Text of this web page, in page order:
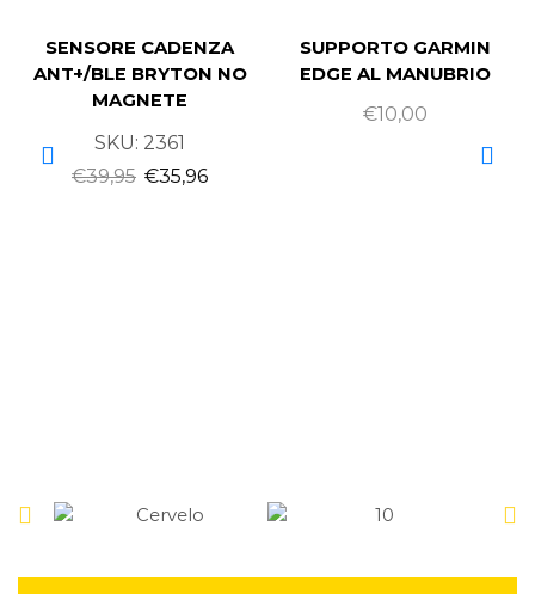
SENSORE CADENZA
ANT+/BLE BRYTON NO
MAGNETE
SKU: 2361
€39,95 €35,96
SUPPORTO GARMIN
EDGE AL MANUBRIO
€10,00